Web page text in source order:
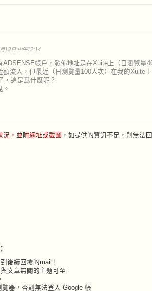
13日 中午12:14
ADSENSE帳戶，發佈地址是在Xuite上（日瀏覽量
額流入，但最近（日瀏覽量100人次）在我的Xuite
，這是爲什麽呢？
。
況，並附網址或截圖 ，如提供的資訊不足，則無法
後續回覆的mail！
文章無關的主題可至
器，否則無法登入 Google 帳